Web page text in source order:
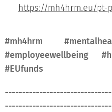
https://mh4hrm.eu/pt-
#mh4hrm
#employeewellbeing
#EUfunds